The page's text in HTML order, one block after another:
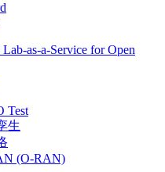
as-a-Service for Open
Test
生
(O-RAN)